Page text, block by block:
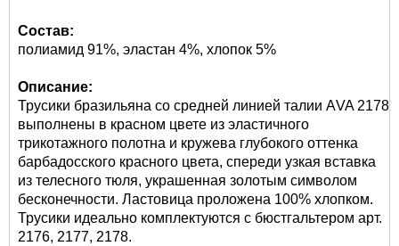
Состав:
полиамид 91%, эластан 4%, хлопок 5%
Описание:
Трусики бразильяна со средней линией талии АVA 2178
выполнены в красном цвете из эластичного
трикотажного полотна и кружева глубокого оттенка
барбадосского красного цвета, спереди узкая вставка
из телесного тюля, украшенная золотым символом
бесконечности. Ластовица проложена 100% хлопком.
Трусики идеально комплектуются с бюстгальтером арт.
2176, 2177, 2178.